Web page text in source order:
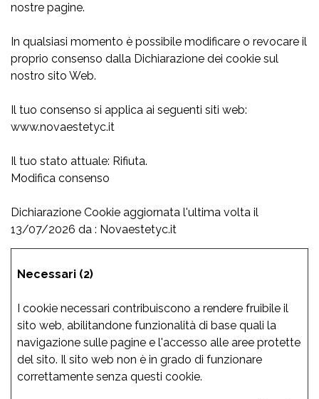
nostre pagine.
In qualsiasi momento è possibile modificare o revocare il
proprio consenso dalla Dichiarazione dei cookie sul
nostro sito Web.
Il tuo consenso si applica ai seguenti siti web:
www.novaestetyc.it
Il tuo stato attuale: Rifiuta.
Modifica consenso
Dichiarazione Cookie aggiornata l'ultima volta il
13/07/2026 da :
Necessari (2)
I cookie necessari contribuiscono a rendere fruibile il
sito web, abilitandone funzionalità di base quali la
navigazione sulle pagine e l'accesso alle aree protette
del sito. Il sito web non è in grado di funzionare
correttamente senza questi cookie.